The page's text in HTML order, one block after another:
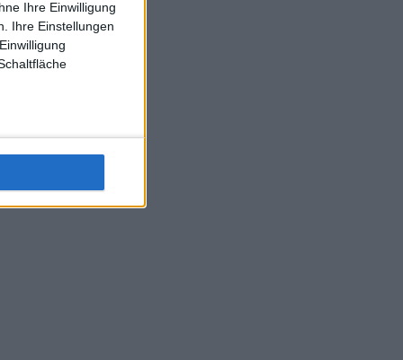
Ihre Einwilligung
Ihre Einstellungen
L-Struff wahrscheinlich morge 3 Spiele absolvieren (2.
1x Doppel) dank der hervorragenden Unterstützung
für F-A-A